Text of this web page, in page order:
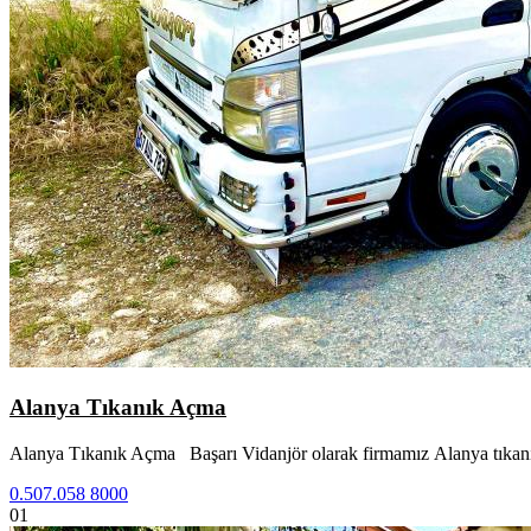
Alanya Tıkanık Açma
Alanya Tıkanık Açma Başarı Vidanjör olarak firmamız Alanya
0.507.058 8000
01